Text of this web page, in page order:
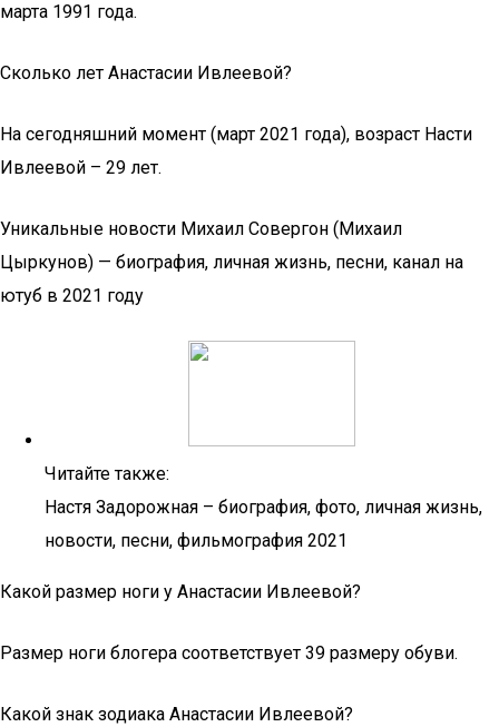
марта 1991 года.
Сколько лет Анастасии Ивлеевой?
На сегодняшний момент (март 2021 года), возраст Насти
Ивлеевой – 29 лет.
Уникальные новости Михаил Совергон (Михаил
Цыркунов) — биография, личная жизнь, песни, канал на
ютуб в 2021 году
Читайте также:
Настя Задорожная – биография, фото, личная жизнь,
новости, песни, фильмография 2021
Какой размер ноги у Анастасии Ивлеевой?
Размер ноги блогера соответствует 39 размеру обуви.
Какой знак зодиака Анастасии Ивлеевой?